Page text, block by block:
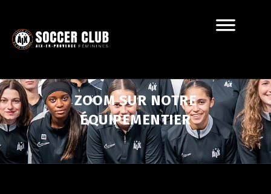
ZOOM SUR NOTRE
ÉQUIPEMENTIER